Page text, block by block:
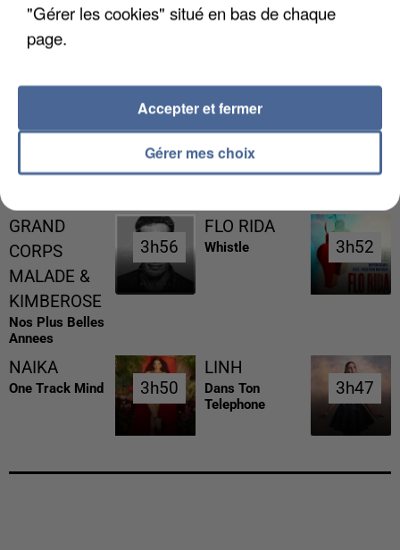
RÉCEMMENT DIFFUSÉ
GRAND
CORPS
MALADE &
KIMBEROSE
Nos Plus Belles
Annees
3h56
3h56
FLO RIDA
Whistle 3h52
3h52
NAIKA
One Track Mind 3h50
3h50
LINH
Dans Ton
Telephone
3h47
3h47
"Gérer les cookies" situé en bas de chaque
page.
Gérer mes choix
Accepter et fermer